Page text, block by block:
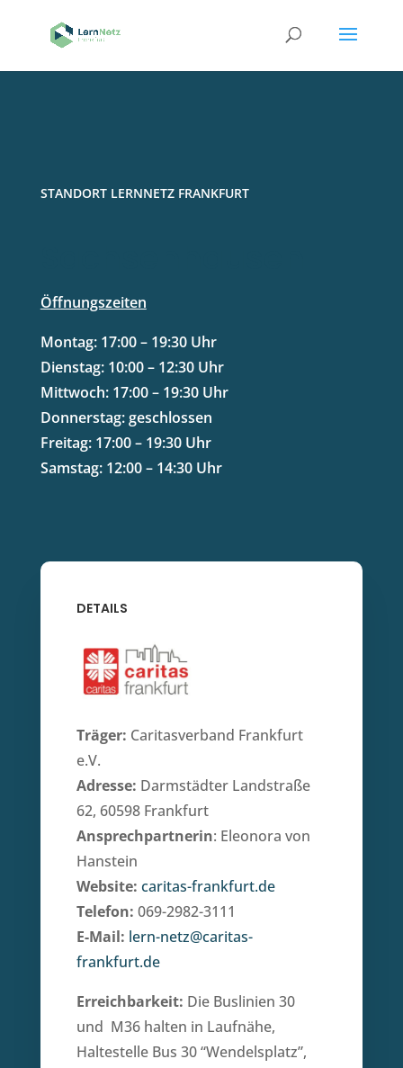
STANDORT LERNNETZ FRANKFURT
Öffnungszeiten
Montag: 17:00 – 19:30 Uhr
Dienstag: 10:00 – 12:30 Uhr
Mittwoch: 17:00 – 19:30 Uhr
Donnerstag: geschlossen
Freitag: 17:00 – 19:30 Uhr
Samstag: 12:00 – 14:30 Uhr
DETAILS
Träger: Caritasverband Frankfurt
e.V.
Adresse: Darmstädter Landstraße
62, 60598 Frankfurt
Ansprechpartnerin: Eleonora von
Hanstein
Website: caritas-frankfurt.de
Telefon: 069-2982-3111
E-Mail: lern-netz@caritas-
frankfurt.de
Erreichbarkeit: Die Buslinien 30
und M36 halten in Laufnähe,
Haltestelle Bus 30 “Wendelsplatz”,